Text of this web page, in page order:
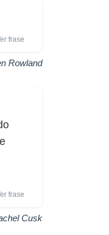
frase
Rowland
frase
Cusk